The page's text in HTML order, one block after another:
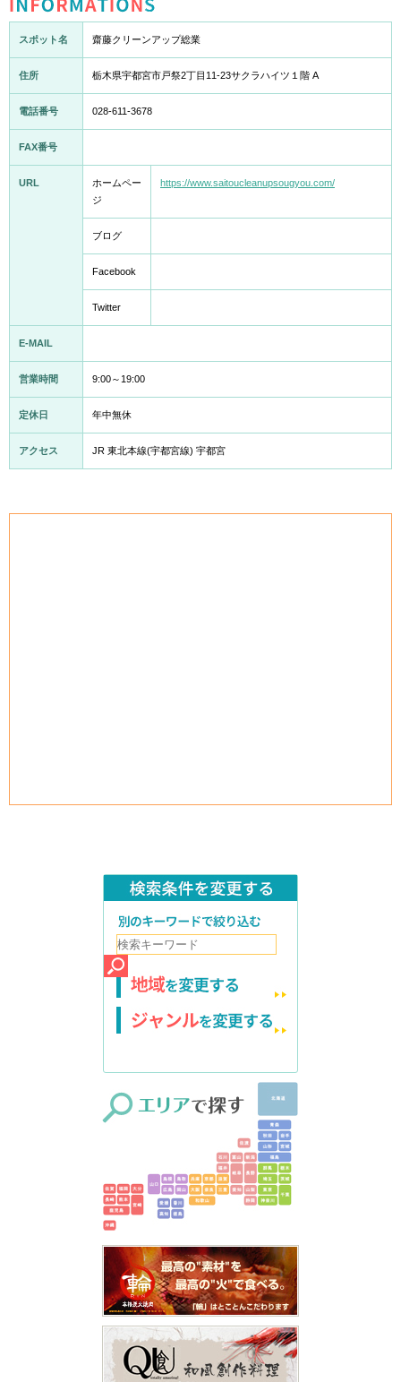
スポット名 齋藤クリーンアップ総業
住所 栃木県宇都宮市戸祭2丁目11-23サクラハイツ１階 A
電話番号 028-611-3678
FAX番号
URL
ホームペー
ジ
https://www.saitoucleanupsougyou.com/
ブログ
Facebook
Twitter
E-MAIL
営業時間 9:00～19:00
定休日 年中無休
アクセス JR 東北本線(宇都宮線) 宇都宮